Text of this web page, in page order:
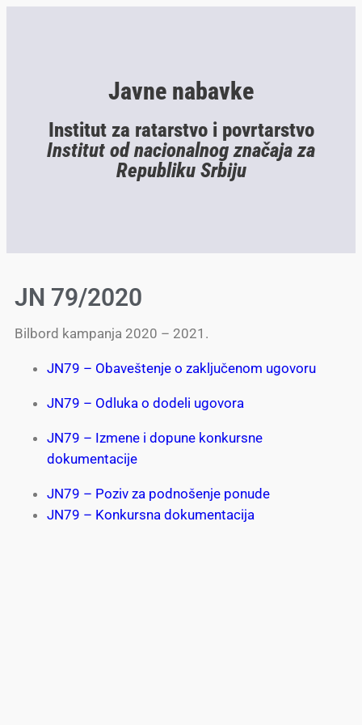
Javne nabavke
Institut za ratarstvo i povrtarstvo
Institut od nacionalnog značaja za
Republiku Srbiju
JN 79/2020
Bilbord kampanja 2020 – 2021.
JN79 – Obaveštenje o zaključenom ugovoru
JN79 – Odluka o dodeli ugovora
JN79 – Izmene i dopune konkursne
dokumentacije
JN79 – Poziv za podnošenje ponude
JN79 – Konkursna dokumentacija